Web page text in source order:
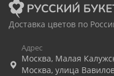
Доставка цветов по
Адрес
Москва, Малая
Москва, улица